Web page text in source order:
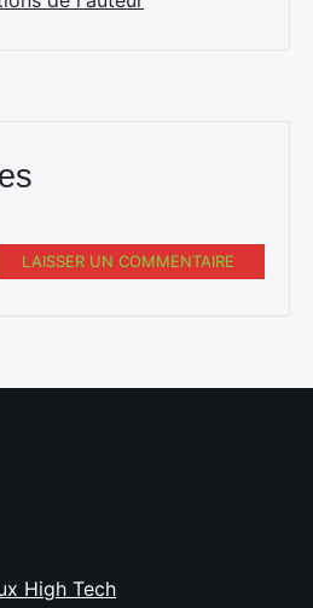
LAISSER UN COMMENTAIRE
High Tech